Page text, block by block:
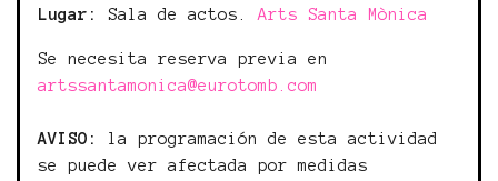
Lugar: Sala de actos. Arts Santa Mònica
Se necesita reserva previa en
artssantamonica@eurotomb.com
AVISO: la programación de esta actividad
se puede ver afectada por medidas